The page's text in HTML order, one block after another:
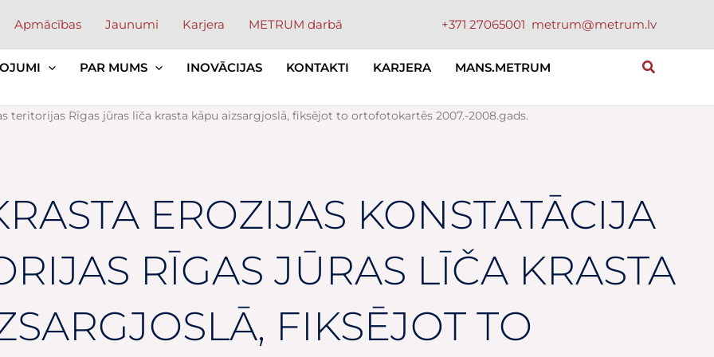
Apmācības Jaunumi Karjera METRUM darbā +371 27065001 metrum@metrum.lv
PAR MUMS INOVĀCIJAS KONTAKTI KARJERA MANS.METRUM
teritorijas Rīgas jūras līča krasta kāpu aizsargjoslā, fiksējot to ortofotokartēs 2007.-2008.gads.
EROZIJAS KONSTATĀCIJA
RĪGAS JŪRAS LĪČA KRASTA
FIKSĒJOT TO